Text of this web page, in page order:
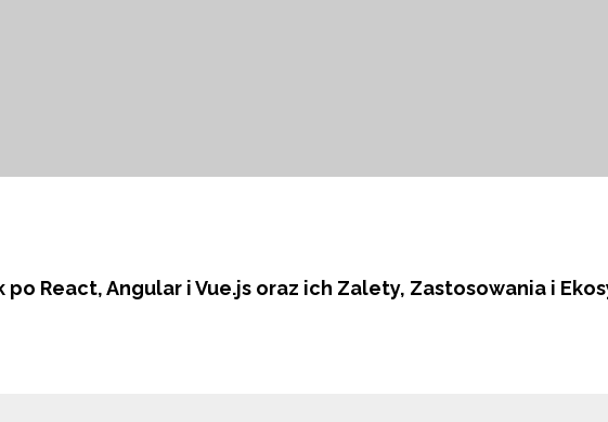
React, Angular i Vue.js oraz ich Zalety, Zastosowania i